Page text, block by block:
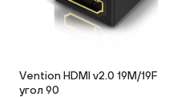
Vention HDMI v2.0 19M/19F
угол 90